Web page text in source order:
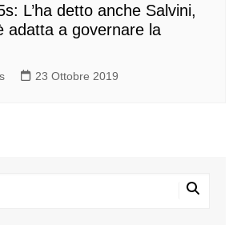
L’ha detto anche Salvini,
adatta a governare la
23 Ottobre 2019